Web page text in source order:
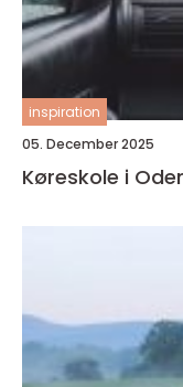
inspiration
05. December 2025
Køreskole i